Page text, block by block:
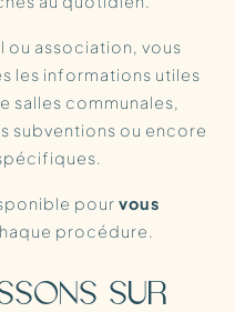
ou association, vous
les informations utiles
salles communales,
subventions ou encore
pour vous
procédure.
SUR